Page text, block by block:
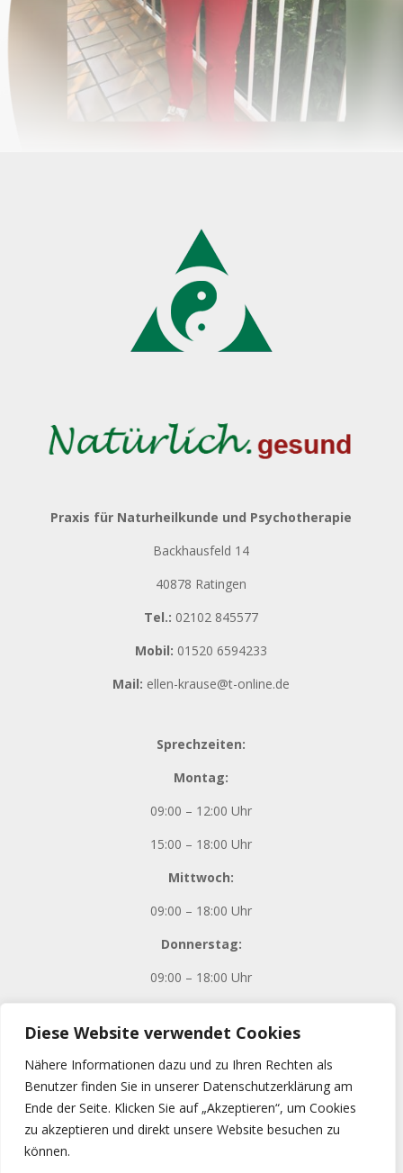
Diese Website verwendet Cookies
Nähere Informationen dazu und zu Ihren Rechten als
Benutzer finden Sie in unserer Datenschutzerklärung am
Ende der Seite. Klicken Sie auf „Akzeptieren“, um Cookies
zu akzeptieren und direkt unsere Website besuchen zu
können.
Praxis für Naturheilkunde und Psychotherapie
Backhausfeld 14
40878 Ratingen
Tel.: 02102 845577
Mobil: 01520 6594233
Mail: ellen-krause@t-online.de
Sprechzeiten:
Montag:
09:00 – 12:00 Uhr
15:00 – 18:00 Uhr
Mittwoch:
09:00 – 18:00 Uhr
Donnerstag:
09:00 – 18:00 Uhr
Impressum
Datenschutz